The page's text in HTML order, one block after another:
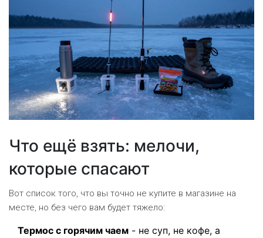
Что ещё взять: мелочи,
которые спасают
Вот список того, что вы точно не купите в магазине на
месте, но без чего вам будет тяжело:
Термос с горячим чаем - не суп, не кофе, а